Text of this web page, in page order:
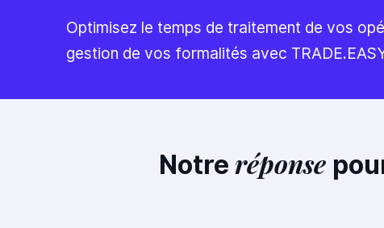
Optimisez le temps de traitement de vos
gestion de vos formalités avec
Notre réponse